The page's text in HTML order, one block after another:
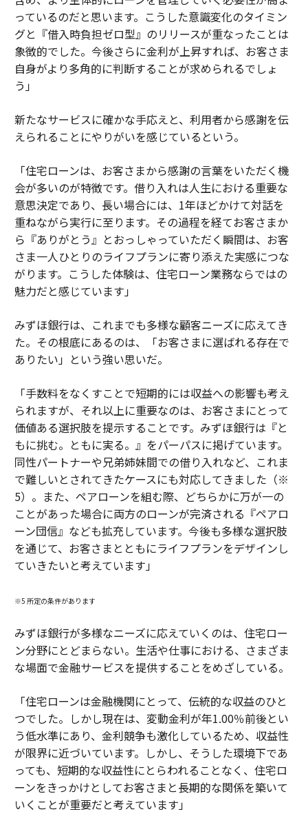
っているのだと思います。こうした意識変化のタイミン
グと『借入時負担ゼロ型』のリリースが重なったことは
象徴的でした。今後さらに金利が上昇すれば、お客さま
自身がより多角的に判断することが求められるでしょ
う」
新たなサービスに確かな手応えと、利用者から感謝を伝
えられることにやりがいを感じているという。
「住宅ローンは、お客さまから感謝の言葉をいただく機
会が多いのが特徴です。借り入れは人生における重要な
意思決定であり、長い場合には、1年ほどかけて対話を
重ねながら実行に至ります。その過程を経てお客さまか
ら『ありがとう』とおっしゃっていただく瞬間は、お客
さま一人ひとりのライフプランに寄り添えた実感につな
がります。こうした体験は、住宅ローン業務ならではの
魅力だと感じています」
みずほ銀行は、これまでも多様な顧客ニーズに応えてき
た。その根底にあるのは、「お客さまに選ばれる存在で
ありたい」という強い思いだ。
「手数料をなくすことで短期的には収益への影響も考え
られますが、それ以上に重要なのは、お客さまにとって
価値ある選択肢を提示することです。みずほ銀行は『と
もに挑む。ともに実る。』をパーパスに掲げています。
同性パートナーや兄弟姉妹間での借り入れなど、これま
で難しいとされてきたケースにも対応してきました（※
5）。また、ペアローンを組む際、どちらかに万が一の
ことがあった場合に両方のローンが完済される『ペアロ
ーン団信』なども拡充しています。今後も多様な選択肢
を通じて、お客さまとともにライフプランをデザインし
ていきたいと考えています」
※5 所定の条件があります
みずほ銀行が多様なニーズに応えていくのは、住宅ロー
ン分野にとどまらない。生活や仕事における、さまざま
な場面で金融サービスを提供することをめざしている。
「住宅ローンは金融機関にとって、伝統的な収益のひと
つでした。しかし現在は、変動金利が年1.00％前後とい
う低水準にあり、金利競争も激化しているため、収益性
が限界に近づいています。しかし、そうした環境下であ
っても、短期的な収益性にとらわれることなく、住宅ロ
ーンをきっかけとしてお客さまと長期的な関係を築いて
いくことが重要だと考えています」